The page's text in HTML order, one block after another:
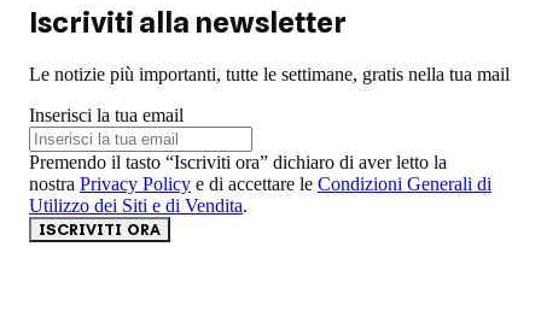
Iscriviti alla newsletter
Le notizie più importanti, tutte le settimane, gratis nella tua mail
Inserisci la tua email
Premendo il tasto “Iscriviti ora” dichiaro di aver letto la
nostra Privacy Policy e di accettare le Condizioni Generali di
Utilizzo dei Siti e di Vendita.
ISCRIVITI ORA